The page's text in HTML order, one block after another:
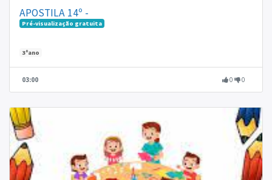
APOSTILA 14º -
Pré-visualização gratuita
3ºano
03:00 0 0